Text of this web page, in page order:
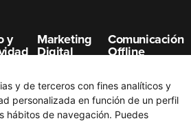
y Marketing
Digital
Posicionamiento
SEM
Comunicación
Offline
Eventos
Publicidad en
Prensa
y de terceros con fines analíticos y
personalizada en función de un perfil
hábitos de navegación. Puedes